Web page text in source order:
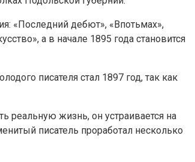
«Последний дебют», «Впотьмах»,
а в начале 1895 года становится
писателя стал 1897 год, так как
реальную жизнь, он устраивается на
писатель проработал несколько